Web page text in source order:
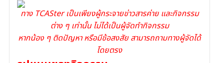
ทาง TCASter เป็นเพียงผู้กระจายข่าวสารค่าย และกิจกรรม
ต่าง ๆ เท่านั้น ไม่ได้เป็นผู้จัดทำกิจกรรม
หากน้อง ๆ ติดปัญหา หรือมีข้อสงสัย สามารถถามทางผู้จัดได้
โดยตรง